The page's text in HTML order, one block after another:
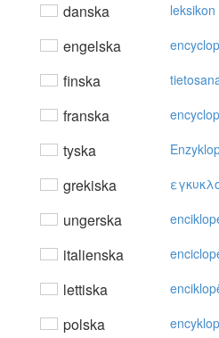
danska leksikon
engelska
finska
franska
tyska
grekiska
ungerska
italienska
lettiska
polska